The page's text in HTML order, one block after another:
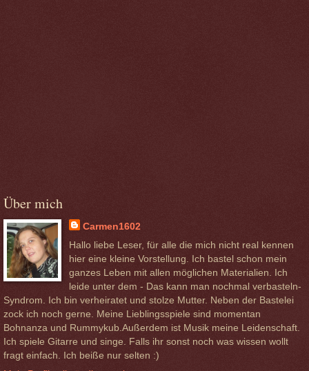
Über mich
Carmen1602
Hallo liebe Leser, für alle die mich nicht real kennen
hier eine kleine Vorstellung. Ich bastel schon mein
ganzes Leben mit allen möglichen Materialien. Ich
leide unter dem - Das kann man nochmal verbasteln-
Syndrom. Ich bin verheiratet und stolze Mutter. Neben der Bastelei
zock ich noch gerne. Meine Lieblingsspiele sind momentan
Bohnanza und Rummykub.Außerdem ist Musik meine Leidenschaft.
Ich spiele Gitarre und singe. Falls ihr sonst noch was wissen wollt
fragt einfach. Ich beiße nur selten :)